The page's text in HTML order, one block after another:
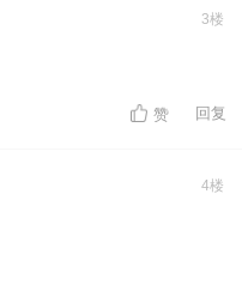
3楼
赞 回复
4楼